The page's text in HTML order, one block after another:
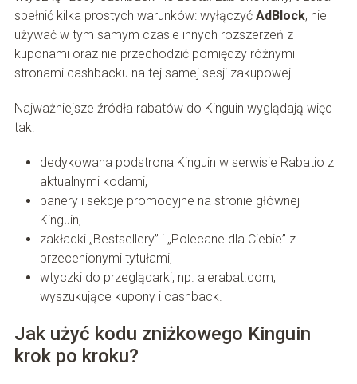
spełnić kilka prostych warunków: wyłączyć AdBlock, nie
używać w tym samym czasie innych rozszerzeń z
kuponami oraz nie przechodzić pomiędzy różnymi
stronami cashbacku na tej samej sesji zakupowej.
Najważniejsze źródła rabatów do Kinguin wyglądają więc
tak:
dedykowana podstrona Kinguin w serwisie Rabatio z
aktualnymi kodami,
banery i sekcje promocyjne na stronie głównej
Kinguin,
zakładki „Bestsellery” i „Polecane dla Ciebie” z
przecenionymi tytułami,
wtyczki do przeglądarki, np. alerabat.com,
wyszukujące kupony i cashback.
Jak użyć kodu zniżkowego Kinguin
krok po kroku?